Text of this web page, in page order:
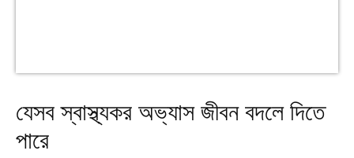
যেসব স্বাস্থ্যকর অভ্যাস জীবন বদলে দিতে
পারে